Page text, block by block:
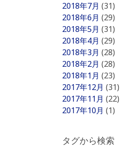
2018年7月 (31)
2018年6月 (29)
2018年5月 (31)
2018年4月 (29)
2018年3月 (28)
2018年2月 (28)
2018年1月 (23)
2017年12月 (31)
2017年11月 (22)
2017年10月 (1)
タグから検索